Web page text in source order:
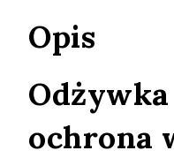
Opis
ochrona